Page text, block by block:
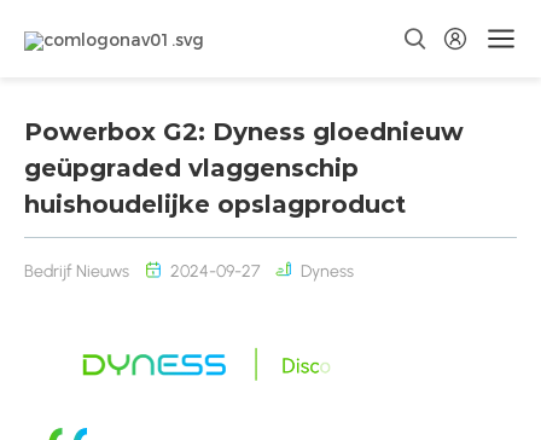
Powerbox G2: Dyness gloednieuw
geüpgraded vlaggenschip
huishoudelijke opslagproduct
Bedrijf Nieuws 2024-09-27 Dyness